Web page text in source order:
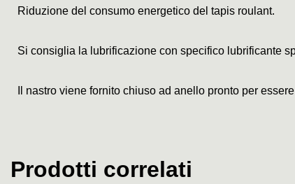
Riduzione del consumo energetico del tapis roulant.
Si consiglia la lubrificazione con specifico lubrificante
Il nastro viene fornito chiuso ad anello pronto per
Prodotti correlati